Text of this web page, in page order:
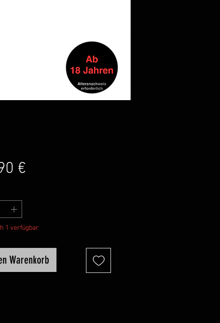
€Preis
1 verfügbar
Warenkorb